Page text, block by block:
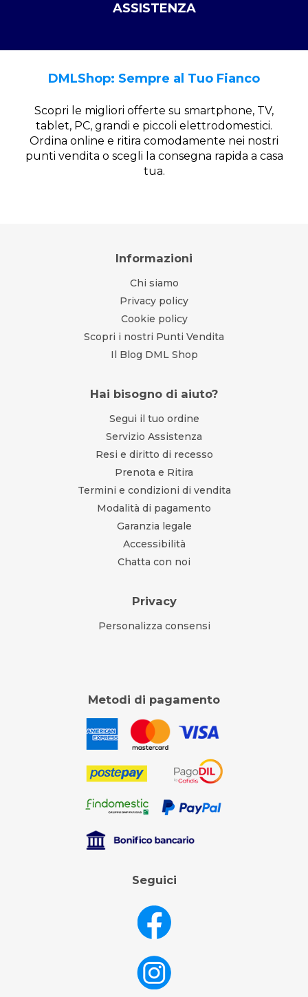
ASSISTENZA
DMLShop: Sempre al Tuo Fianco
Scopri le migliori offerte su smartphone, TV,
tablet, PC, grandi e piccoli elettrodomestici.
Ordina online e ritira comodamente nei nostri
punti vendita o scegli la consegna rapida a casa
tua.
Informazioni
Chi siamo
Privacy policy
Cookie policy
Scopri i nostri Punti Vendita
Il Blog DML Shop
Hai bisogno di aiuto?
Segui il tuo ordine
Servizio Assistenza
Resi e diritto di recesso
Prenota e Ritira
Termini e condizioni di vendita
Modalità di pagamento
Garanzia legale
Accessibilità
Chatta con noi
Privacy
Personalizza consensi
Metodi di pagamento
Seguici